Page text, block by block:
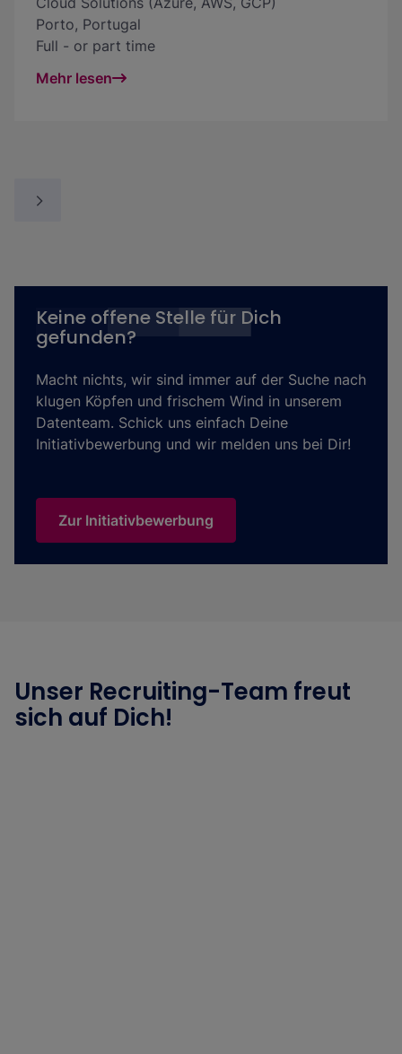
Porto, Portugal
Full - or part time
Mehr lesen
Keine offene Stelle für Dich
gefunden?
Macht nichts, wir sind immer auf der Suche nach
klugen Köpfen und frischem Wind in unserem
Datenteam. Schick uns einfach Deine
Initiativbewerbung und wir melden uns bei Dir!
Zur Initiativbewerbung
Unser Recruiting-Team freut
sich auf Dich!